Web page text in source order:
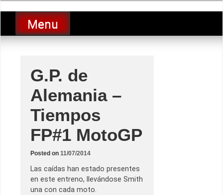
to
contentLucio Lopez GP
luciolopezgp
Menu
G.P. de
Alemania –
Tiempos
FP#1 MotoGP
Posted on 11/07/2014
Las caídas han estado presentes
en este entreno, llevándose Smith
una con cada moto.